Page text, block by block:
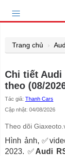
Trang chủ
Chi tiết Audi
theo (08/
Tác giả: Thanh Cars
Cập nhật: 04/08/2026
Theo dõi
Hình ảnh,
2023. ✅ Audi